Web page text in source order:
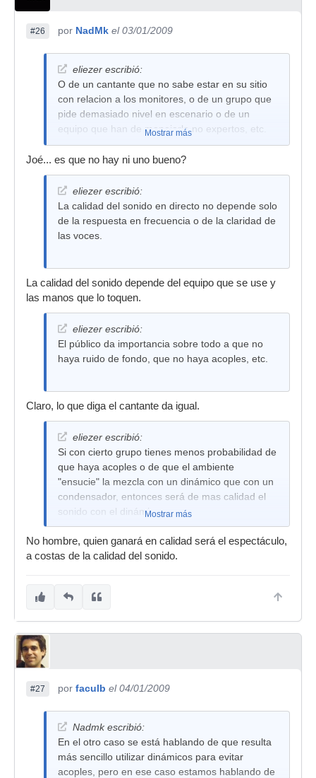
#26 por NadMk el 03/01/2009
eliezer escribió:
O de un cantante que no sabe estar en su sitio
con relacion a los monitores, o de un grupo que
pide demasiado nivel en escenario o de un
equipo que han de manejarlo no expertos, etc.
Mostrar más
Joé... es que no hay ni uno bueno?
eliezer escribió:
La calidad del sonido en directo no depende solo
de la respuesta en frecuencia o de la claridad de
las voces.
La calidad del sonido depende del equipo que se use y
las manos que lo toquen.
eliezer escribió:
El público da importancia sobre todo a que no
haya ruido de fondo, que no haya acoples, etc.
Claro, lo que diga el cantante da igual.
eliezer escribió:
Si con cierto grupo tienes menos probabilidad de
que haya acoples o de que el ambiente
"ensucie" la mezcla con un dinámico que con un
condensador, entonces será de mas calidad el
sonido con el dinámico.Mostrar más
No hombre, quien ganará en calidad será el espectáculo,
a costas de la calidad del sonido.
#27 por faculb el 04/01/2009
Nadmk escribió:
En el otro caso se está hablando de que resulta
más sencillo utilizar dinámicos para evitar
acoples, pero en ese caso estamos hablando de